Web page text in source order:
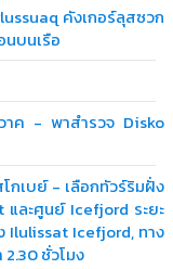
คังเกอร์ลุสซวก
บนเรือ
าค - พาสำรวจ Disko
กเบย์ - เลือกทัวร์ริมฝั่ง
และศูนย์ Icefjord ระยะ
Ilulissat Icefjord, ทาง
ชั่วโมง